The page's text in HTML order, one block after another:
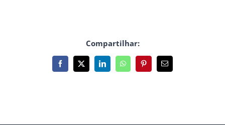
Compartilhar:
Facebook
X LinkedInWhatsAppPinterest
E-
mail